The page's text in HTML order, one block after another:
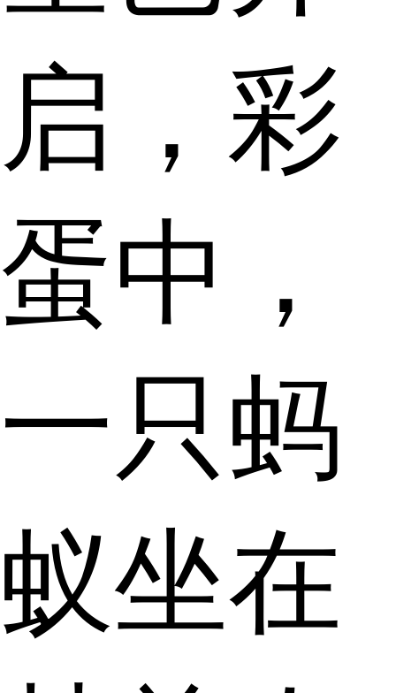
启，彩
蛋中，
一只蚂
蚁坐在